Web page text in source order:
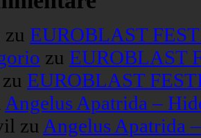
zu EUROBLAST
zu EUROBLAST
zu EUROBLAST
Angelus Apatrida –
zu Angelus Apatrida